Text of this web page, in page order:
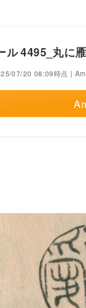
ル 4495_丸に
07/20 08:09時点 |